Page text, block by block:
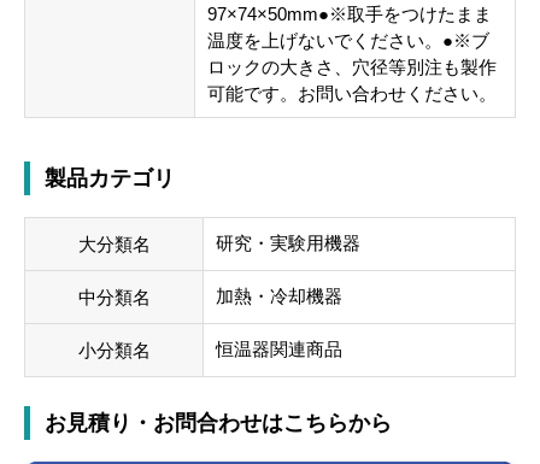
97×74×50mm●※取手をつけたまま
温度を上げないでください。●※ブ
ロックの大きさ、穴径等別注も製作
可能です。お問い合わせください。
製品カテゴリ
大分類名 研究・実験用機器
中分類名 加熱・冷却機器
小分類名 恒温器関連商品
お見積り・お問合わせはこちらから